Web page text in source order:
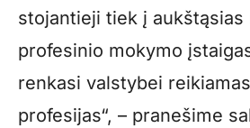
stojantieji tiek į
profesinio mokymo
renkasi valstybei
profesijas“, – pranešime